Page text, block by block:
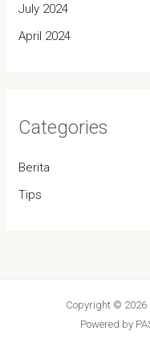
July 2024
April 2024
Categories
Berita
Tips
Copyright © 2026
Powered by